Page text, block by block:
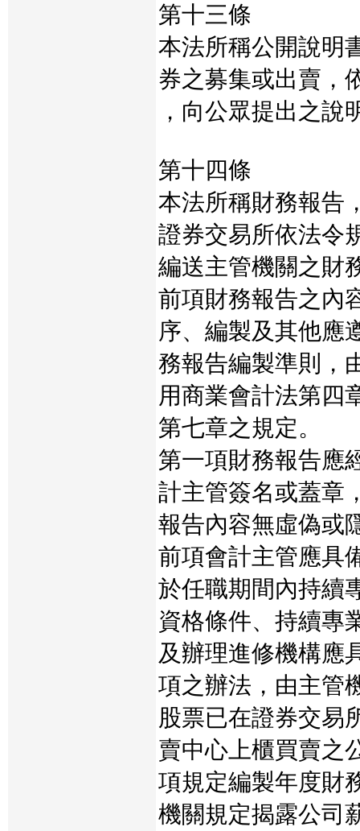
第十三條
本法所稱公開說明
券之募集或出賣，
，向公眾提出之說
第十四條
本法所稱財務報告
證券交易所依法令
編送主管機關之財
前項財務報告之內
序、編製及其他應
務報告編製準則，
用商業會計法第四
第七章之規定。
第一項財務報告應
計主管簽名或蓋章
報告內容無虛偽或
前項會計主管應具
於任職期間內持續
資格條件、持續專
及辦理進修機構應
項之辦法，由主管
股票已在證券交易
賣中心上櫃買賣之
項規定編製年度財
機關規定揭露公司